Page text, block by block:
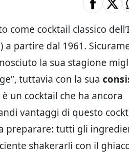
come cocktail classico
partire dal 1961.
la sua stagione
tuttavia con la sua
è un cocktail che ha ancora
vantaggi di questo
preparare: tutti gli
shakerarli con il